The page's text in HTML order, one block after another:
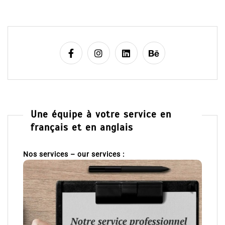
Une équipe à votre service en
français et en anglais
Nos services – our services :